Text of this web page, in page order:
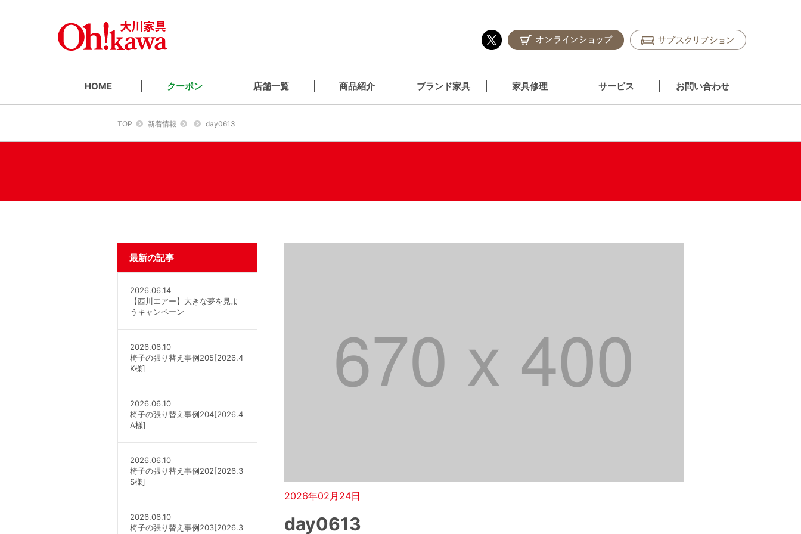
HOME クーポン 店舗一覧 商品紹介 ブランド家具 家具修理 サービス お問い合わせ
TOP 新着情報 day0613
2026年02月24日
day0613
最新の記事
2026.06.14
【西川エアー】大きな夢を見よ
うキャンペーン
2026.06.10
椅子の張り替え事例205[2026.4
K様]
2026.06.10
椅子の張り替え事例204[2026.4
A様]
2026.06.10
椅子の張り替え事例202[2026.3
S様]
2026.06.10
椅子の張り替え事例203[2026.3